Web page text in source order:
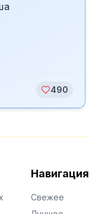
490
Навигация
Свежее